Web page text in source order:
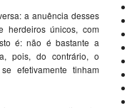
a anuência desses
herdeiros únicos, com
é: não é bastante a
pois, do contrário, o
efetivamente tinham